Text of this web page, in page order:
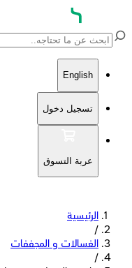
English
تسجيل دخول
عربة التسوق
الرئيسية
/
الغسالات و المجففات
/